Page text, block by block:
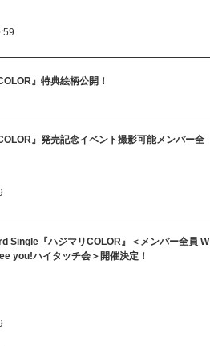
』特典絵柄公開！
』発売記念イベント撮影可能メンバー全
Single『ハジマリCOLOR』＜メンバー全員 W
you!ハイタッチ会＞開催決定！